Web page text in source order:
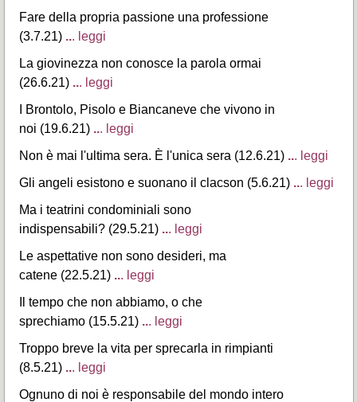
Fare della propria passione una professione
(3.7.21) ... leggi
La giovinezza non conosce la parola ormai
(26.6.21) ... leggi
I Brontolo, Pisolo e Biancaneve che vivono in
noi (19.6.21) ... leggi
Non è mai l'ultima sera. È l'unica sera (12.6.21) ... leggi
Gli angeli esistono e suonano il clacson (5.6.21) ... leggi
Ma i teatrini condominiali sono
indispensabili? (29.5.21) ... leggi
Le aspettative non sono desideri, ma
catene (22.5.21) ... leggi
Il tempo che non abbiamo, o che
sprechiamo (15.5.21) ... leggi
Troppo breve la vita per sprecarla in rimpianti
(8.5.21) ... leggi
Ognuno di noi è responsabile del mondo intero